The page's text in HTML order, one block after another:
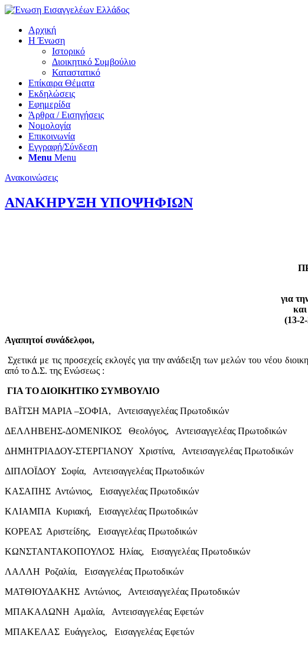
Αρχική
Η Ένωση
Ιστορικό
Διοικητικό Συμβούλιο
Καταστατικό
Επίκαιρα Θέματα
Εκδηλώσεις
Εφημερίδα
Άρθρα / Εισηγήσεις
Νομολογία
Επικοινωνία
Εγγραφή/Σύνδεση
Menu Menu
Ανακοινώσεις
ΑΝΑΚΗΡΥΞΗ ΥΠΟΨΗΦΙΩΝ
για
(13-
Αγαπητοί συνάδελφοι,
Σχετικά με τις προσεχείς εκλογές για την ανάδειξη των μελών του νέου
από το Δ.Σ. της Ενώσεως :
ΓΙΑ ΤΟ ΔΙΟΙΚΗΤΙΚΟ ΣΥΜΒΟΥΛΙΟ
ΒΑΪΤΣΗ ΜΑΡΙΑ –ΣΟΦΙΑ, Αντεισαγγελέας Πρωτοδικών
ΔΕΛΛΗΒΕΗΣ-ΔΟΜΕΝΙΚΟΣ Θεολόγος, Αντεισαγγελέας Πρωτοδικών
ΔΗΜΗΤΡΙΑΔΟΥ-ΣΤΕΡΓΙΑΝΟΥ Χριστίνα, Αντεισαγγελέας Πρωτοδικών
ΔΙΠΛΟΪΔΟΥ Σοφία, Αντεισαγγελέας Πρωτοδικών
ΚΑΣΑΠΗΣ Αντώνιος, Εισαγγελέας Πρωτοδικών
ΚΛΙΑΜΠΑ Κυριακή, Εισαγγελέας Πρωτοδικών
ΚΟΡΕΑΣ Αριστείδης, Εισαγγελέας Πρωτοδικών
ΚΩΝΣΤΑΝΤΑΚΟΠΟΥΛΟΣ Ηλίας, Εισαγγελέας Πρωτοδικών
ΛΑΛΛΗ Ροζαλία, Εισαγγελέας Πρωτοδικών
ΜΑΤΘΙΟΥΔΑΚΗΣ Αντώνιος, Αντεισαγγελέας Πρωτοδικών
ΜΠΑΚΑΛΩΝΗ Αμαλία, Αντεισαγγελέας Εφετών
ΜΠΑΚΕΛΑΣ Ευάγγελος, Εισαγγελέας Εφετών